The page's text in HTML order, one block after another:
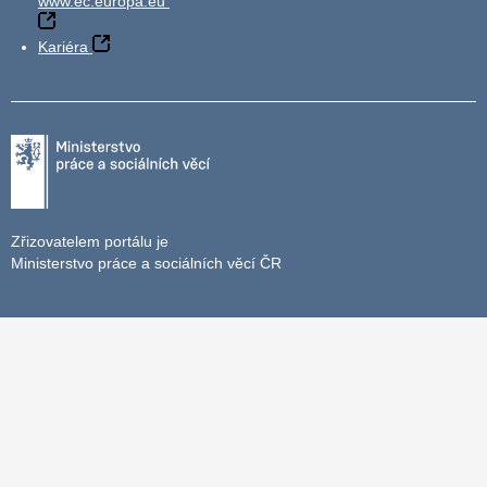
Kariéra
Zřizovatelem portálu je
Ministerstvo práce a sociálních věcí ČR